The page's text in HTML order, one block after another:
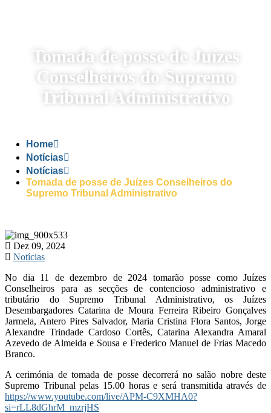
Tomada de posse de Juízes
Conselheiros do Supremo
Tribunal Administrativo
Home
Notícias
Notícias
Tomada de posse de Juízes Conselheiros do
Supremo Tribunal Administrativo
Dez 09, 2024
Notícias
No dia 11 de dezembro de 2024 tomarão posse como Juízes
Conselheiros para as secções de contencioso administrativo e
tributário do Supremo Tribunal Administrativo, os Juízes
Desembargadores Catarina de Moura Ferreira Ribeiro Gonçalves
Jarmela, Antero Pires Salvador, Maria Cristina Flora Santos, Jorge
Alexandre Trindade Cardoso Cortês, Catarina Alexandra Amaral
Azevedo de Almeida e Sousa e Frederico Manuel de Frias Macedo
Branco.
A cerimónia de tomada de posse decorrerá no salão nobre deste
Supremo Tribunal pelas 15.00 horas e será transmitida através de
https://www.youtube.com/live/APM-C9XMHA0?
si=rLL8dGhrM_mzrjHS